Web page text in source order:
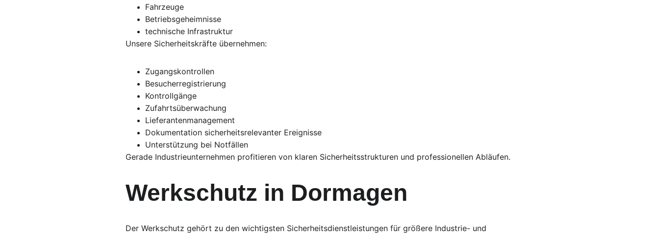
Fahrzeuge
Betriebsgeheimnisse
technische Infrastruktur
Unsere Sicherheitskräfte übernehmen:
Zugangskontrollen
Besucherregistrierung
Kontrollgänge
Zufahrtsüberwachung
Lieferantenmanagement
Dokumentation sicherheitsrelevanter Ereignisse
Unterstützung bei Notfällen
Gerade Industrieunternehmen profitieren von klaren Sicherheitsstrukturen und professionellen Abläufen.
Werkschutz in Dormagen
Der Werkschutz gehört zu den wichtigsten Sicherheitsdienstleistungen für größere Industrie- und